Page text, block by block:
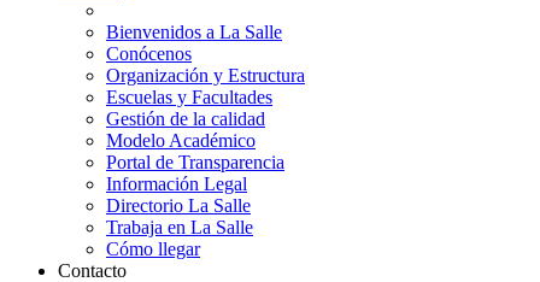
Bienvenidos a La Salle
Conócenos
Organización y Estructura
Escuelas y Facultades
Gestión de la calidad
Modelo Académico
Portal de Transparencia
Información Legal
Directorio La Salle
Trabaja en La Salle
Cómo llegar
Contacto